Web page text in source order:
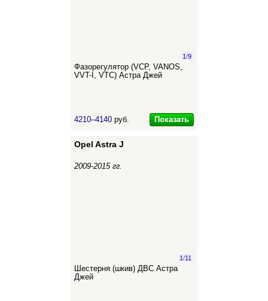
1/9
Фазорегулятор (VCP, VANOS,
VVT-I, VTC) Астра Джей
4210–4140 руб. Показать
Opel Astra J
2009-2015 гг.
1/11
Шестерня (шкив) ДВС Астра
Джей